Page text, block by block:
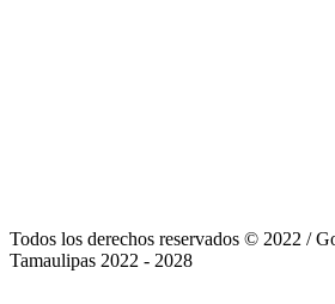
Todos los derechos reservados © 2022 /
Tamaulipas 2022 - 2028